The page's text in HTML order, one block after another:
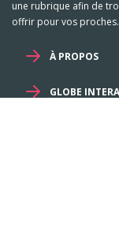
une rubrique afin de
offrir pour vos proches.
À PROPOS
GLOBE